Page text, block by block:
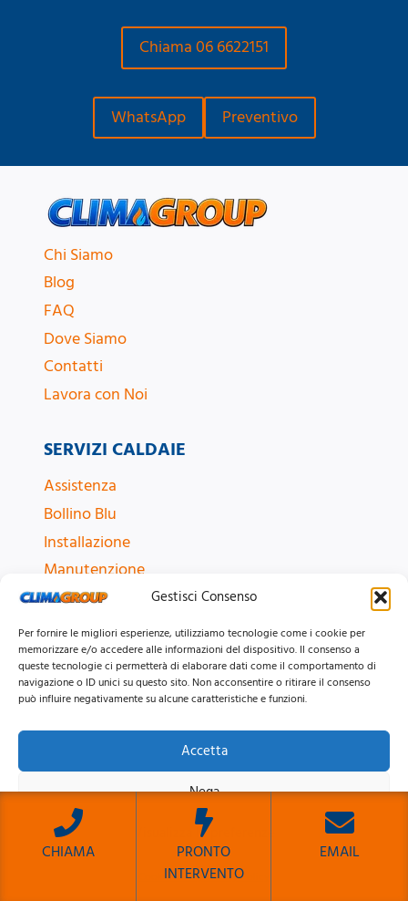
Gestisci Consenso
Per fornire le migliori esperienze, utilizziamo tecnologie come i cookie per
memorizzare e/o accedere alle informazioni del dispositivo. Il consenso a
queste tecnologie ci permetterà di elaborare dati come il comportamento di
navigazione o ID unici su questo sito. Non acconsentire o ritirare il consenso
può influire negativamente su alcune caratteristiche e funzioni.
Accetta
Nega
Visualizza le preferenze
Cookie PolicyPrivacy Policy
Chiama 06 6622151
WhatsApp Preventivo
Chi Siamo
Blog
FAQ
Dove Siamo
Contatti
Lavora con Noi
SERVIZI CALDAIE
Assistenza
Bollino Blu
Installazione
Manutenzione
Pronto Intervento
Revisione
Riparazione
Vendita
ZONE CALDAIE
Nomentana
Eur
Monteverde
Centocelle
CHIAMA
PRONTO
INTERVENTO
EMAIL